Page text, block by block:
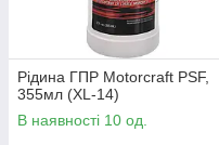
Рідина ГПР Motorcraft PSF,
355мл (XL-14)
В наявності 10 од.